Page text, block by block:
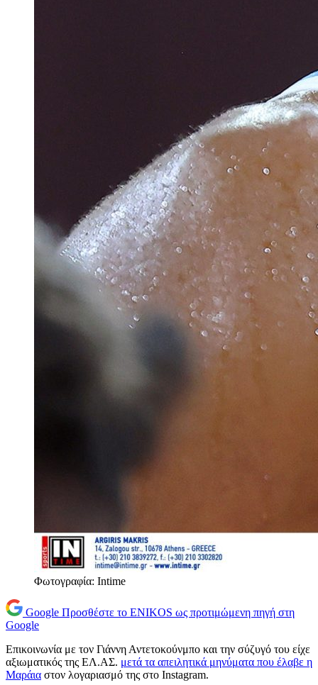
Φωτογραφία: Intime
Google Προσθέστε το ENIKOS ως προτιμώμενη πηγή στη
Google
Επικοινωνία με τον Γιάννη Αντετοκούνμπο και την σύζυγό του είχε
αξιωματικός της ΕΛ.ΑΣ. μετά τα απειλητικά μηνύματα που έλαβε η
Μαράια στον λογαριασμό της στο Instagram.